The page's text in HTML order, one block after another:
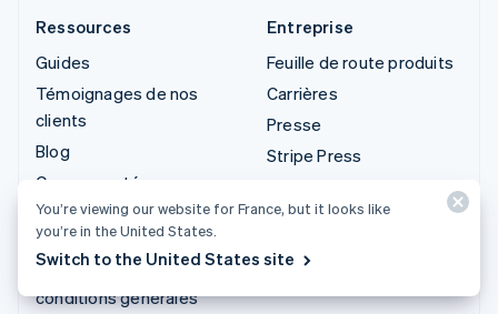
Ressources
Guides
Témoignages de nos
clients
Blog
Communauté
Sessions : conférence
annuelle
Confidentialité et
conditions générales
Entreprise
Feuille de route produits
Carrières
Presse
Stripe Press
You’re viewing our website for France, but it looks like
you’re in the United States.
Switch to the United States site